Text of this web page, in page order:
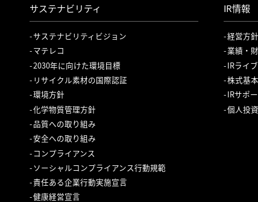
サステナビリティ
サステナビリティビジョン
マテレコ
2030年に向けた環境目標
リサイクル素材の国際認証
環境方針
化学物質管理方針
品質への取り組み
安全への取り組み
コンプライアンス
ソーシャルコンプライアンス行動規範
責任ある企業行動実施宣言
健康経営宣言
IR情報
経営方針
業績・
IRライ
株式基
IRサポ
個人投